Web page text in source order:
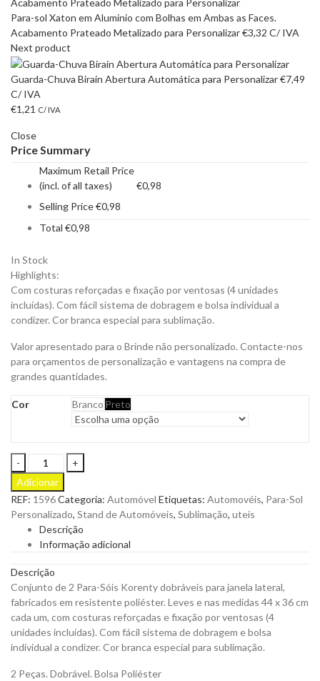
Para-sol Xaton em Alumínio com Bolhas em Ambas as Faces.
Acabamento Prateado Metalizado para Personalizar€3,32 C/ IVA
Next product
Guarda-Chuva Birain Abertura Automática para Personalizar€7,49
C/ IVA
€1,21 C/ IVA
Close
Price Summary
Maximum Retail Price
(incl. of all taxes)
€0,98
Selling Price€0,98
Total €0,98
In Stock
Highlights:
Com costuras reforçadas e fixação por ventosas (4 unidades
incluídas). Com fácil sistema de dobragem e bolsa individual a
condizer. Cor branca especial para sublimação.
Valor apresentado para o Brinde não personalizado. Contacte-nos
para orçamentos de personalização e vantagens na compra de
grandes quantidades.
Cor Branco Preto
Conjunto
de
2
Para-
Sóis
Korenty
Dobráveis
Janela
Lateral
para
Personalizar
quantity
Adicionar
REF: 1596Categoria: Automóvel Etiquetas: Automovéis, Para-Sol
Personalizado, Stand de Automóveis, Sublimação, uteis
Descrição
Informação adicional
Descrição
Conjunto de 2 Para-Sóis Korenty dobráveis para janela lateral,
fabricados em resistente poliéster. Leves e nas medidas 44 x 36 cm
cada um, com costuras reforçadas e fixação por ventosas (4
unidades incluídas). Com fácil sistema de dobragem e bolsa
individual a condizer. Cor branca especial para sublimação.
2 Peças. Dobrável. Bolsa Poliéster